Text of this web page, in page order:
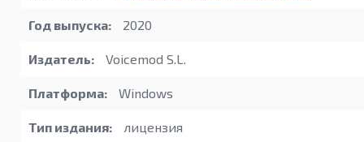
Год выпуска: 2020
Издатель: Voicemod S.L.
Платформа: Windows
Тип издания: лицензия